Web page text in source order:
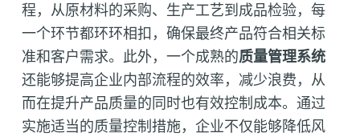
程，从原材料的采购、生产工艺到成品检验，每
一个环节都环环相扣，确保最终产品符合相关标
准和客户需求。此外，一个成熟的质量管理系统
还能够提高企业内部流程的效率，减少浪费，从
而在提升产品质量的同时也有效控制成本。通过
实施适当的质量控制措施，企业不仅能够降低风